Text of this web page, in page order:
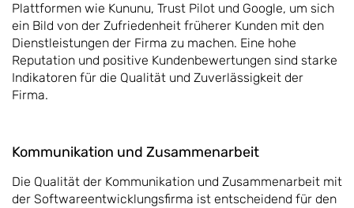
Plattformen wie Kununu, Trust Pilot und Google, um sich
ein Bild von der Zufriedenheit früherer Kunden mit den
Dienstleistungen der Firma zu machen. Eine hohe
Reputation und positive Kundenbewertungen sind starke
Indikatoren für die Qualität und Zuverlässigkeit der
Firma.
Kommunikation und Zusammenarbeit
Die Qualität der Kommunikation und Zusammenarbeit mit
der Softwareentwicklungsfirma ist entscheidend für den